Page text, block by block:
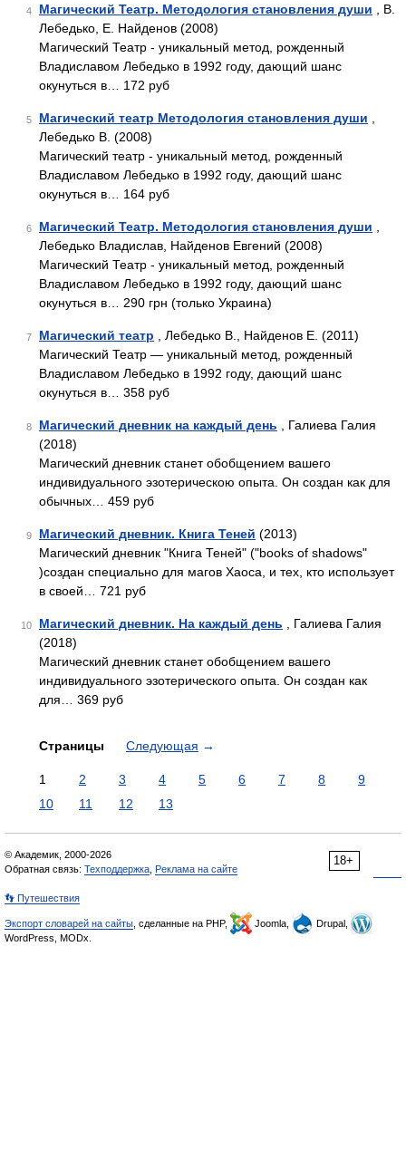
4 Магический Театр. Методология становления души , В.
Лебедько, Е. Найденов (2008)
Магический Театр - уникальный метод, рожденный
Владиславом Лебедько в 1992 году, дающий шанс
окунуться в… 172 руб
5 Магический театр Методология становления души
Лебедько В. (2008)
Магический театр - уникальный метод, рожденный
Владиславом Лебедько в 1992 году, дающий шанс
окунуться в… 164 руб
6 Магический Театр. Методология становления души
Лебедько Владислав, Найденов Евгений (2008)
Магический Театр - уникальный метод, рожденный
Владиславом Лебедько в 1992 году, дающий шанс
окунуться в… 290 грн (только Украина)
7 Магический театр , Лебедько В., Найденов Е. (2011)
Магический Театр — уникальный метод, рожденный
Владиславом Лебедько в 1992 году, дающий шанс
окунуться в… 358 руб
8 Магический дневник на каждый день , Галиева Галия
(2018)
Магический дневник станет обобщением вашего
индивидуального эзотерическою опыта. Он создан как для
обычных… 459 руб
9 Магический дневник. Книга Теней (2013)
Магический дневник "Книга Теней" ("books of shadows"
)создан специально для магов Хаоса, и тех, кто использует
в своей… 721 руб
10 Магический дневник. На каждый день , Галиева Галия
(2018)
Магический дневник станет обобщением вашего
индивидуального эзотерического опыта. Он создан как
для… 369 руб
Страницы Следующая →
1 2 3 4 5 6 7 8
9
10
11 12 13
18+
© Академик, 2000-2026
Обратная связь: Техподдержка Реклама на сайте
👣 Путешествия
Экспорт словарей на сайты , сделанные на PHP, Joomla,
Drupal,
WordPress, MODx.